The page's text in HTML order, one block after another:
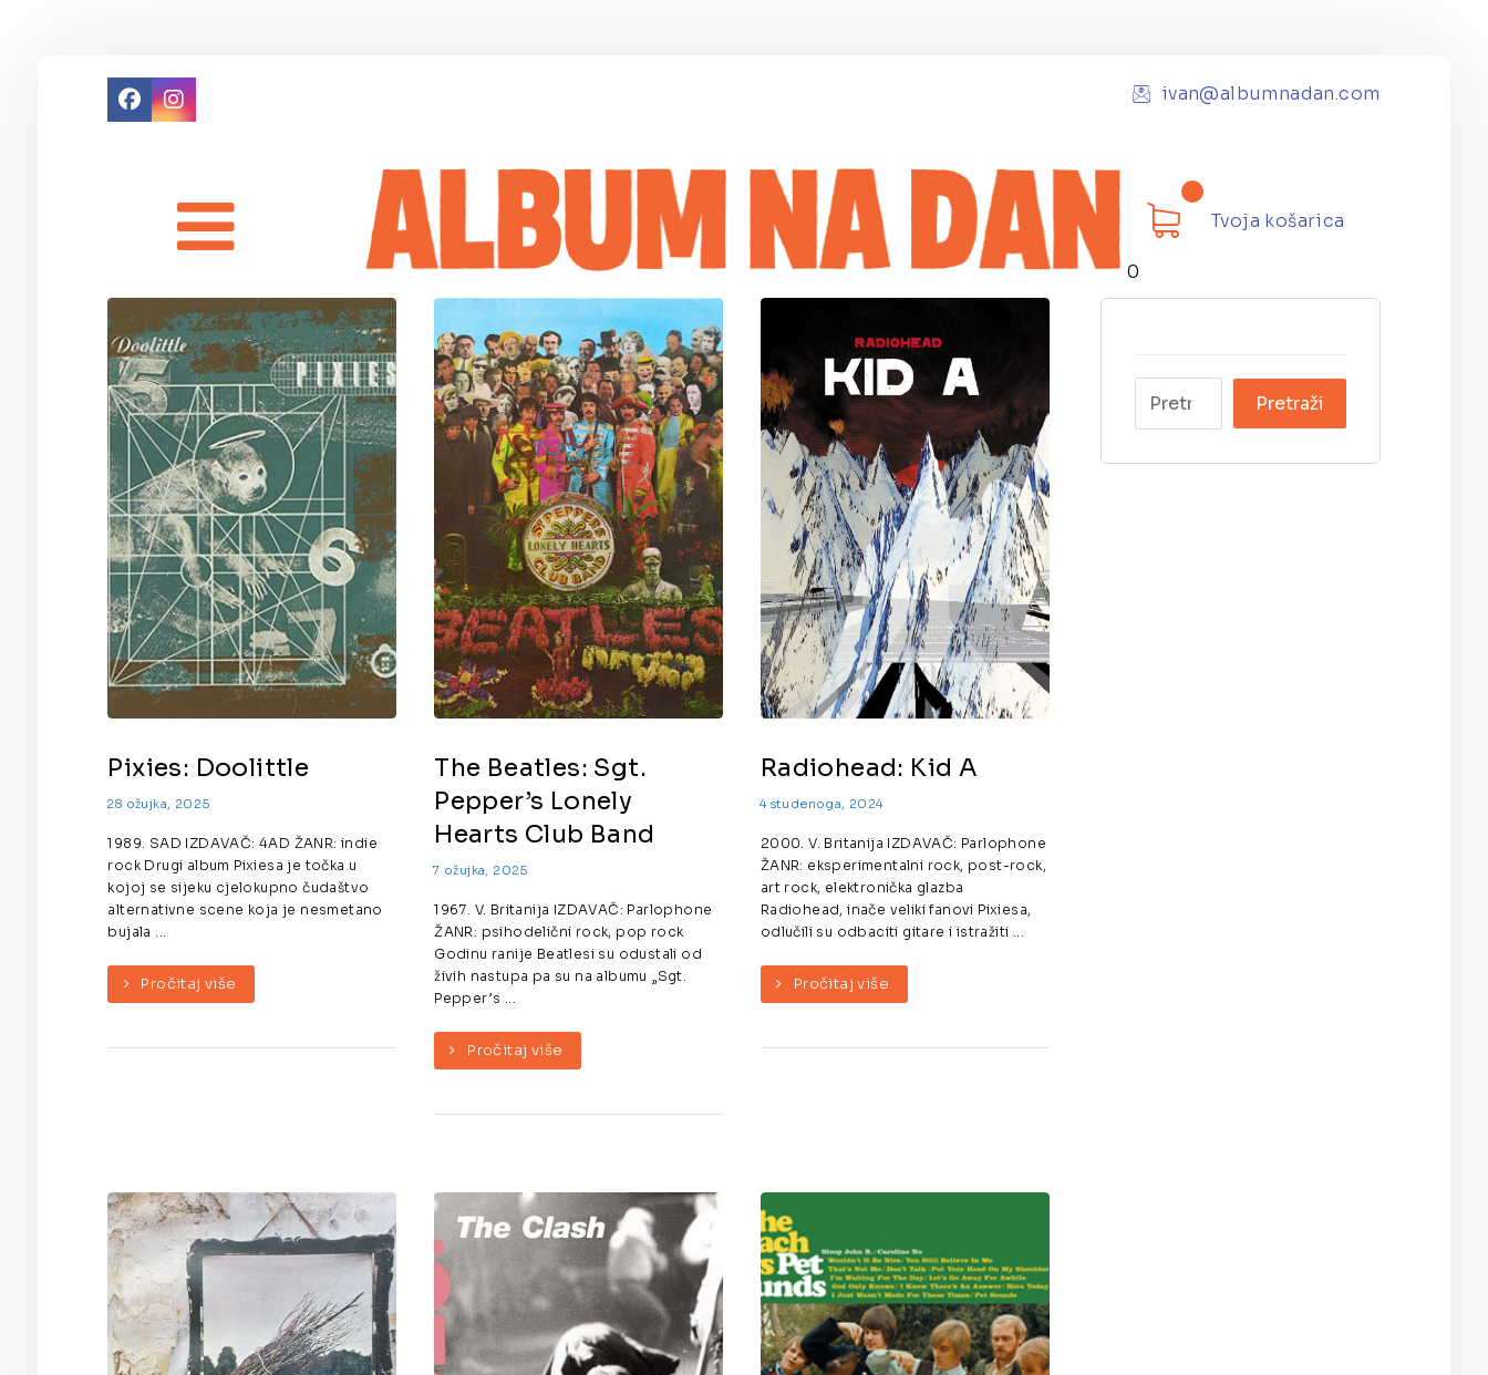
ivan@albumnadan.com
Tvoja košarica
0
Pixies: Doolittle
28 ožujka, 2025
1989. SAD IZDAVAČ: 4AD ŽANR: indie
rock Drugi album Pixiesa je točka u
kojoj se sijeku cjelokupno čudaštvo
alternativne scene koja je nesmetano
bujala ...
Pročitaj više
The Beatles: Sgt.
Pepper’s Lonely
Hearts Club Band
7 ožujka, 2025
1967. V. Britanija IZDAVAČ: Parlophone
ŽANR: psihodelični rock, pop rock
Godinu ranije Beatlesi su odustali od
živih nastupa pa su na albumu „Sgt.
Pepper’s ...
Pročitaj više
Radiohead: Kid A
4 studenoga, 2024
2000. V. Britanija IZDAVAČ: Parlophone
ŽANR: eksperimentalni rock, post-rock,
art rock, elektronička glazba
Radiohead, inače veliki fanovi Pixiesa,
odlučili su odbaciti gitare i istražiti ...
Pročitaj više